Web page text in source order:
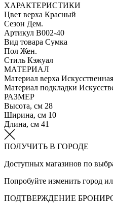
ХАРАКТЕРИСТИКИ
Цвет верха Красный
Сезон Дем.
Артикул B002-40
Вид товара Сумка
Пол Жен.
Стиль Кэжуал
МАТЕРИАЛ
Материал верха
Материал подкладки
РАЗМЕР
Высота, см 28
Ширина, см 10
Длина, см 41
ПОЛУЧИТЬ В ГОРОДЕ
Доступных магазинов по
Попробуйте изменить город
ПОДТВЕРЖДЕНИЕ